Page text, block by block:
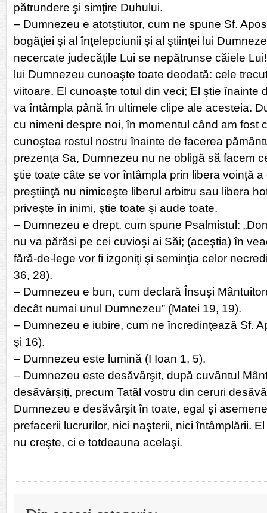
pătrundere şi simţire Duhului.
– Dumnezeu e atotştiutor, cum ne spune Sf.
bogăţiei şi al înţelepciunii şi al ştiinţei lui
necercate judecăţile Lui se nepătrunse căiele
lui Dumnezeu cunoaşte toate deodată: cele
viitoare. El cunoaşte totul din veci; El ştie înainte
va întâmpla până în ultimele clipe ale acesteia.
cu nimeni despre noi, în momentul când am fost
cunoştea rostul nostru înainte de facerea
prezenţa Sa, Dumnezeu nu ne obligă să facem
ştie toate câte se vor întâmpla prin libera voinţă
preştiinţă nu nimiceşte liberul arbitru sau libera
priveşte în inimi, ştie toate şi aude toate.
– Dumnezeu e drept, cum spune Psalmistul:
nu va părăsi pe cei cuvioşi ai Săi; (aceştia) în
fără-de-lege vor fi izgoniţi şi seminţia celor
36, 28).
– Dumnezeu e bun, cum declară Însuşi
decât numai unul Dumnezeu” (Matei 19, 19).
– Dumnezeu e iubire, cum ne încredinţează Sf.
şi 16).
– Dumnezeu este lumină (I Ioan 1, 5).
– Dumnezeu este desăvârşit, după cuvântul
desăvârşiţi, precum Tatăl vostru din ceruri
Dumnezeu e desăvârşit în toate, egal şi
prefacerii lucrurilor, nici naşterii, nici întâmplării.
nu creşte, ci e totdeauna acelaşi.